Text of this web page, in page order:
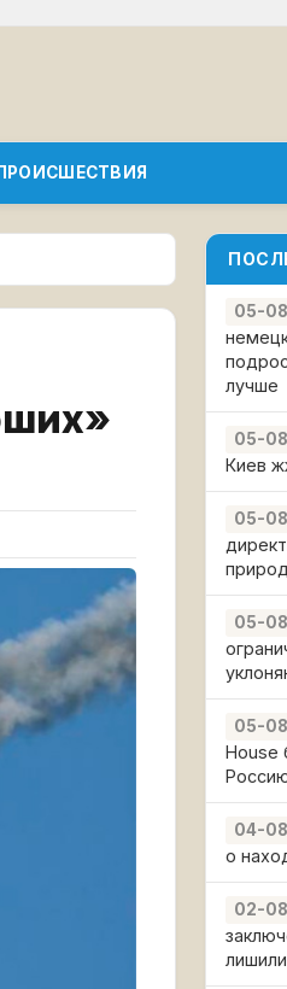
ПРОИСШЕСТВИЯ
05-
лучше
05-
Киев
05-
05-
05-
House
04-
о
02-